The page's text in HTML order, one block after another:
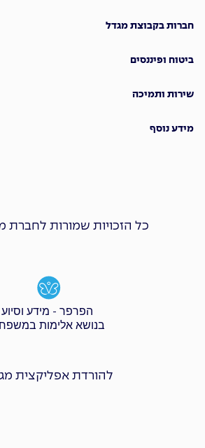
חברות בקבוצת מגדל
ביטוח ופיננסים
שירות ותמיכה
מידע נוסף
כל הזכויות שמורות לחברת
הפרפר - מידע וסיוע
בנושא אלימות
להורדת אפליקצית